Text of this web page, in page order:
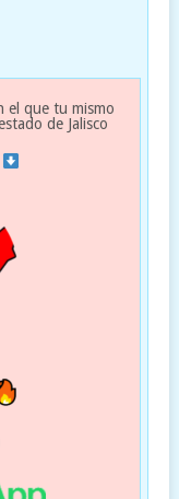
el que tu mismo
de Jalisco